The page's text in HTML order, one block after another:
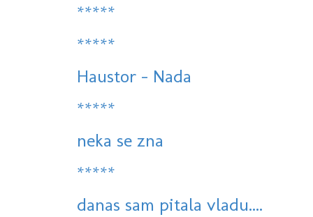
*****
*****
Haustor - Nada
*****
neka se zna
*****
danas sam pitala vladu....